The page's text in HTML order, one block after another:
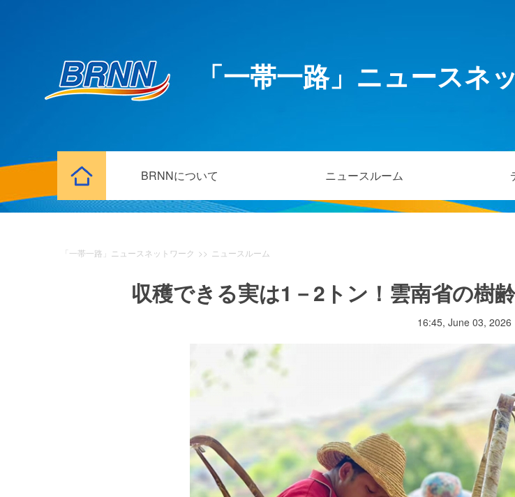
「一帯一路」ニュースネ
BRNNについて ニュースルーム
「一帯一路」ニュースネットワーク >> ニュースルーム
収穫できる実は1－2トン！雲南省の樹
16:45, June 03, 2026